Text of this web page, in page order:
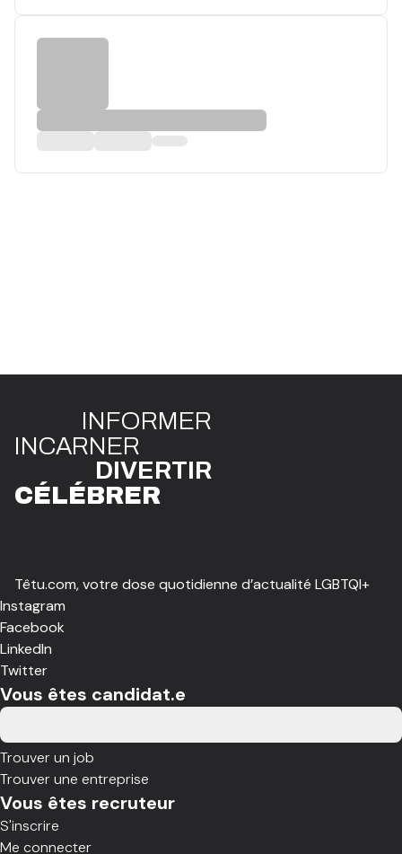
INFORMER
INCARNER
DIVERTIR
CÉLÉBRER
Têtu.com, votre dose quotidienne d’actualité LGBTQI+
Instagram
Facebook
LinkedIn
Twitter
Vous êtes candidat.e
Trouver un job
Trouver une entreprise
Vous êtes recruteur
S'inscrire
Me connecter